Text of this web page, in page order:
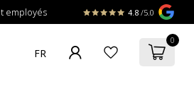
employés 4.8 /5.0
0